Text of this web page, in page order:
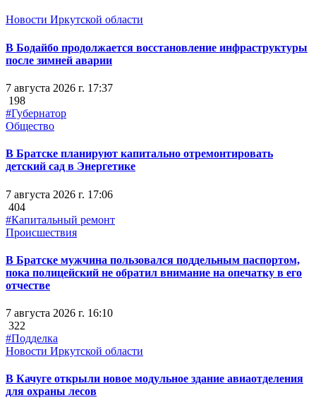
Новости Иркутской области
В Бодайбо продолжается восстановление инфраструктуры
после зимней аварии
7 августа 2026 г. 17:37
198
#Губернатор
Общество
В Братске планируют капитально отремонтировать
детский сад в Энергетике
7 августа 2026 г. 17:06
404
#Капитальный ремонт
Происшествия
В Братске мужчина пользовался поддельным паспортом,
пока полицейский не обратил внимание на опечатку в его
отчестве
7 августа 2026 г. 16:10
322
#Подделка
Новости Иркутской области
В Качуге открыли новое модульное здание авиаотделения
для охраны лесов